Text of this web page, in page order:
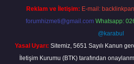
Reklam ve İletişim: E-mail:
forumhizmeti@gmail.com Whatsapp:
@karabul
Yasal Uyarı: Sitemiz, 5651 Sayılı Kanun
İletişim Kurumu (BTK) tarafından